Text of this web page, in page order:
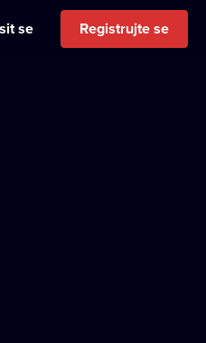
se Registrujte se